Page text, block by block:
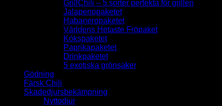
GrillChili – 5 sorter perfekta för grillen
Jalapenopaketet
Habaneropaketet
Världens Hetaste Fröpaket
Kökspaketet
Paprikapaketet
Drinkpaketet
5 exotiska grönsaker
Gödning
Färsk Chili
Skadedjursbekämpning
Nyttodjur